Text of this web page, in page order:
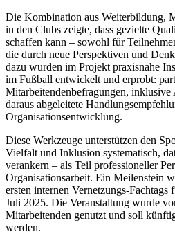
Die Kombination aus Weiterbildung,
in den Clubs zeigte, dass gezielte
schaffen kann – sowohl für
die durch neue Perspektiven und
dazu wurden im Projekt praxisnahe
im Fußball entwickelt und erprobt:
Mitarbeitendenbefragungen,
daraus abgeleitete
Organisationsentwicklung.
Diese Werkzeuge unterstützen den
Vielfalt und Inklusion systematisch,
verankern – als Teil professioneller
Organisationsarbeit. Ein Meilenstein
ersten internen Vernetzungs-
Juli 2025. Die Veranstaltung wurde
Mitarbeitenden genutzt und soll
werden.